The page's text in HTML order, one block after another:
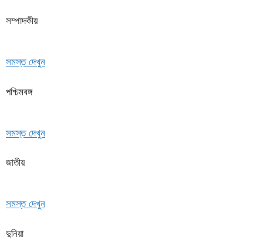
সম্পাদকীয়
সমস্ত দেখুন
পশ্চিমবঙ্গ
সমস্ত দেখুন
জাতীয়
সমস্ত দেখুন
দুনিয়া